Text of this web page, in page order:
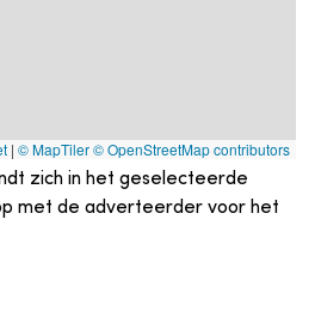
| © MapTiler© OpenStreetMap contributors
zich in het geselecteerde
met de adverteerder voor het